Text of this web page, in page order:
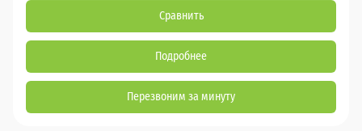
Сравнить
Подробнее
Перезвоним за минуту